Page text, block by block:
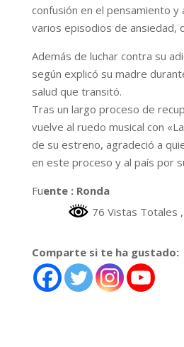
confusión en el pensamiento y
varios episodios de ansiedad,
Además de luchar contra su
según explicó su madre
salud que transitó.
Tras un largo proceso de
vuelve al ruedo musical con
de su estreno, agradeció a
en este proceso y al país por
Fuente : Ronda
76 Vistas Totales
Comparte si te ha gustado: